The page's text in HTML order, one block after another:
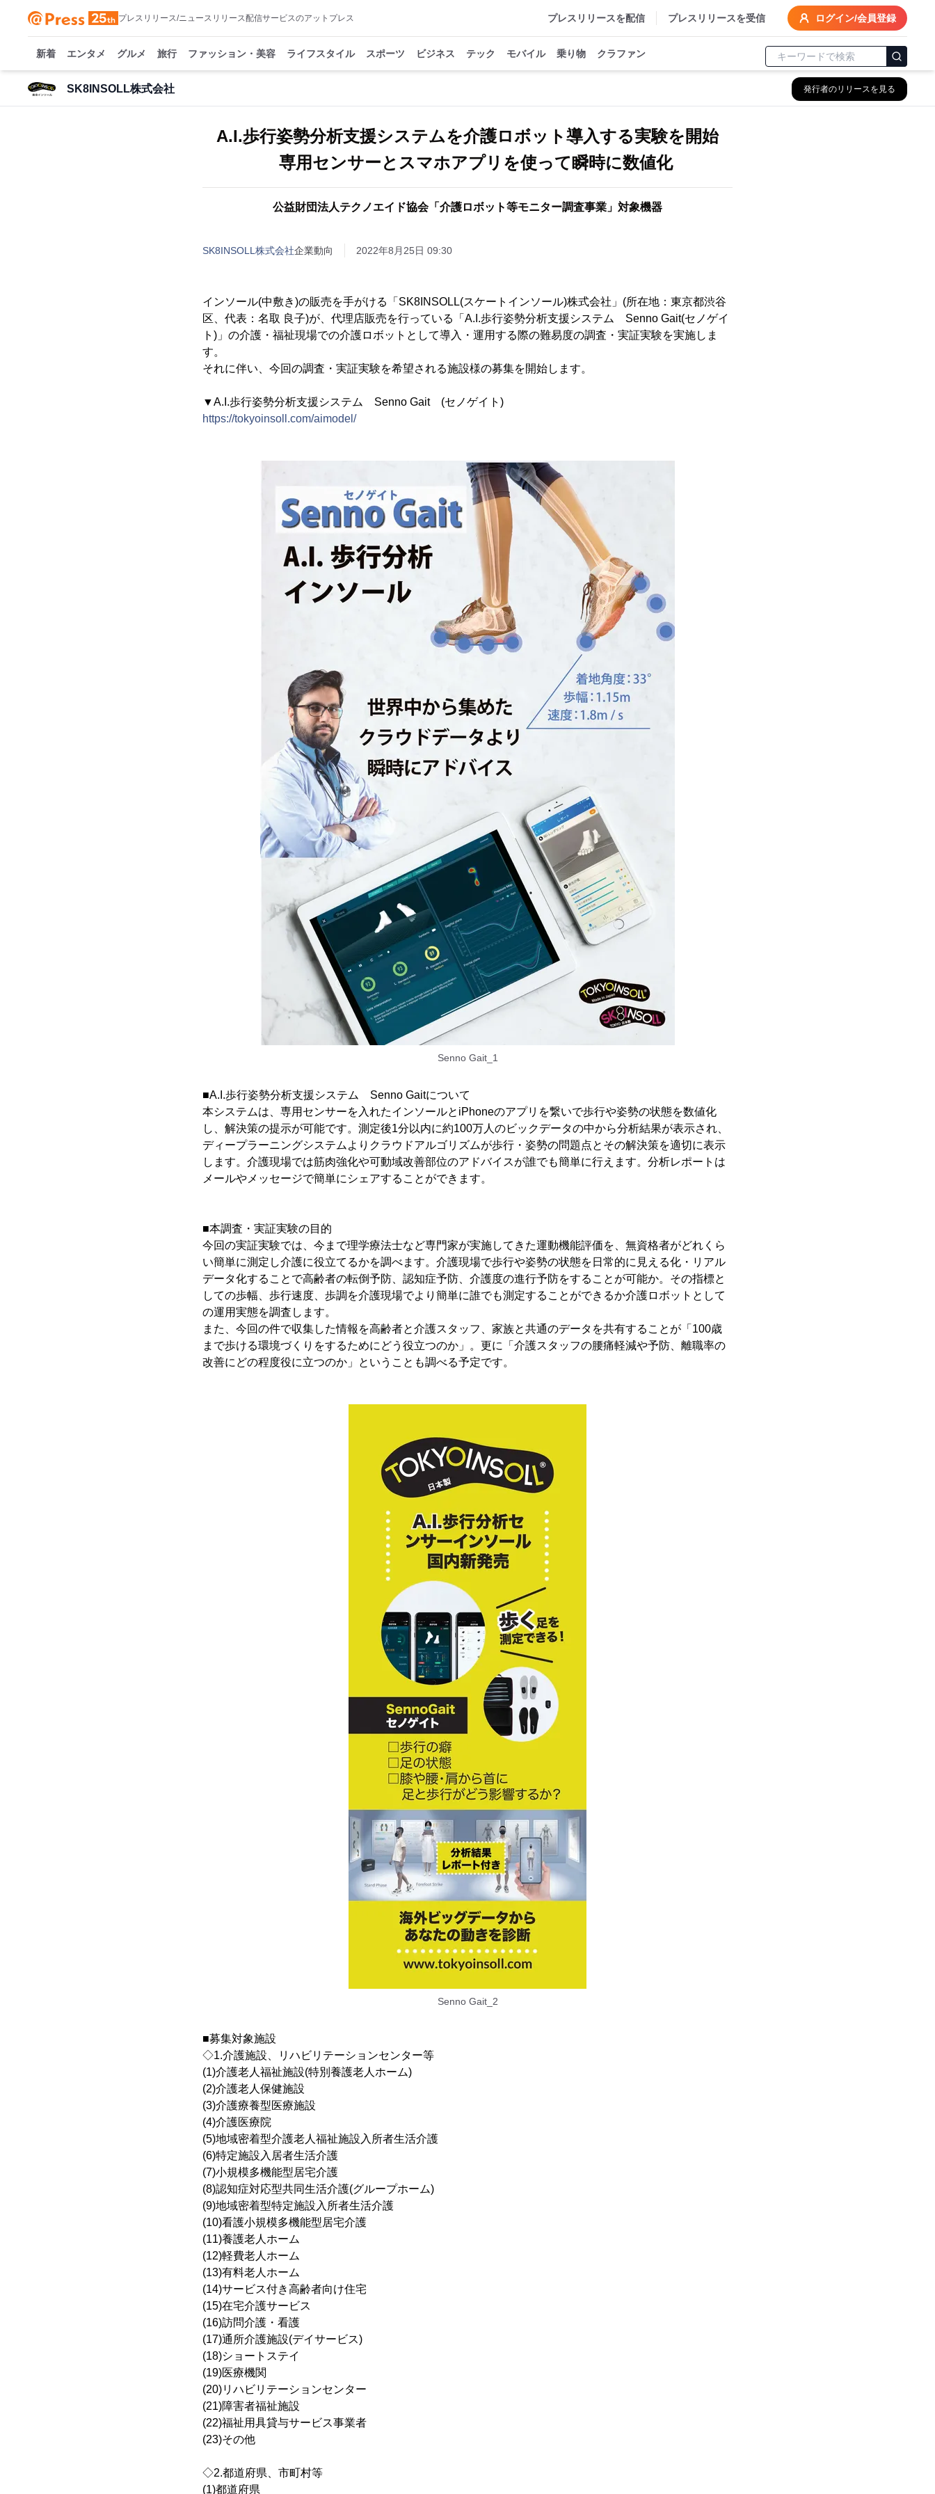
プレスリリース/ニュースリリース配信サービスのアットプレス プレスリリースを配信 プレスリリースを受信 ログイン/会員登録
新着 エンタメ グルメ 旅行 ファッション・美容 ライフスタイル スポーツ ビジネス テック モバイル 乗り物 クラファン
SK8INSOLL株式会社 発行者のリリースを見る
A.I.歩行姿勢分析支援システムを介護ロボット導入する実験を開始
専用センサーとスマホアプリを使って瞬時に数値化
公益財団法人テクノエイド協会「介護ロボット等モニター調査事業」対象機器
SK8INSOLL株式会社企業動向 2022年8月25日 09:30
インソール(中敷き)の販売を手がける「SK8INSOLL(スケートインソール)株式会社」(所在地：東京都渋谷
区、代表：名取 良子)が、代理店販売を行っている「A.I.歩行姿勢分析支援システム Senno Gait(セノゲイ
ト)」の介護・福祉現場での介護ロボットとして導入・運用する際の難易度の調査・実証実験を実施しま
す。
それに伴い、今回の調査・実証実験を希望される施設様の募集を開始します。
▼A.I.歩行姿勢分析支援システム Senno Gait (セノゲイト)
https://tokyoinsoll.com/aimodel/
Senno Gait_1
■A.I.歩行姿勢分析支援システム Senno Gaitについて
本システムは、専用センサーを入れたインソールとiPhoneのアプリを繋いで歩行や姿勢の状態を数値化
し、解決策の提示が可能です。測定後1分以内に約100万人のビックデータの中から分析結果が表示され、
ディープラーニングシステムよりクラウドアルゴリズムが歩行・姿勢の問題点とその解決策を適切に表示
します。介護現場では筋肉強化や可動域改善部位のアドバイスが誰でも簡単に行えます。分析レポートは
メールやメッセージで簡単にシェアすることができます。
■本調査・実証実験の目的
今回の実証実験では、今まで理学療法士など専門家が実施してきた運動機能評価を、無資格者がどれくら
い簡単に測定し介護に役立てるかを調べます。介護現場で歩行や姿勢の状態を日常的に見える化・リアル
データ化することで高齢者の転倒予防、認知症予防、介護度の進行予防をすることが可能か。その指標と
しての歩幅、歩行速度、歩調を介護現場でより簡単に誰でも測定することができるか介護ロボットとして
の運用実態を調査します。
また、今回の件で収集した情報を高齢者と介護スタッフ、家族と共通のデータを共有することが「100歳
まで歩ける環境づくりをするためにどう役立つのか」。更に「介護スタッフの腰痛軽減や予防、離職率の
改善にどの程度役に立つのか」ということも調べる予定です。
Senno Gait_2
■募集対象施設
◇1.介護施設、リハビリテーションセンター等
(1)介護老人福祉施設(特別養護老人ホーム)
(2)介護老人保健施設
(3)介護療養型医療施設
(4)介護医療院
(5)地域密着型介護老人福祉施設入所者生活介護
(6)特定施設入居者生活介護
(7)小規模多機能型居宅介護
(8)認知症対応型共同生活介護(グループホーム)
(9)地域密着型特定施設入所者生活介護
(10)看護小規模多機能型居宅介護
(11)養護老人ホーム
(12)軽費老人ホーム
(13)有料老人ホーム
(14)サービス付き高齢者向け住宅
(15)在宅介護サービス
(16)訪問介護・看護
(17)通所介護施設(デイサービス)
(18)ショートステイ
(19)医療機関
(20)リハビリテーションセンター
(21)障害者福祉施設
(22)福祉用具貸与サービス事業者
(23)その他
◇2.都道府県、市町村等
(1)都道府県